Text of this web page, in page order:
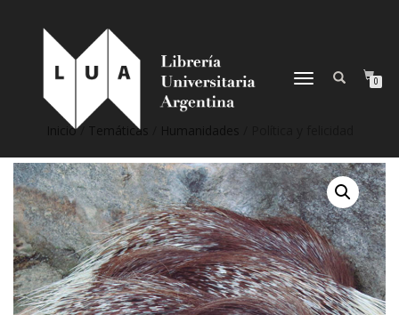
NAVEGACIÓN
0
Inicio/ Temáticas